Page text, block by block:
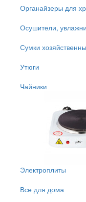
Органайзеры для
Осушители,
Сумки
Утюги
Чайники
Электроплиты
Все для дома